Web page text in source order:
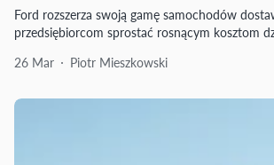
Ford rozszerza swoją gamę samochodów
przedsiębiorcom sprostać rosnącym kosztom
26 Mar
Piotr Mieszkowski